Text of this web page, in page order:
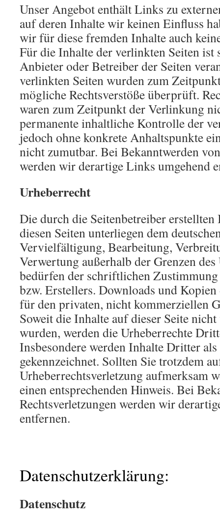
Unser Angebot enthält Links zu
auf deren Inhalte wir keinen Einfluss
wir für diese fremden Inhalte auch
Für die Inhalte der verlinkten Seiten ist
Anbieter oder Betreiber der Seiten
verlinkten Seiten wurden zum
mögliche Rechtsverstöße überprüft.
waren zum Zeitpunkt der Verlinkung
permanente inhaltliche Kontrolle der
jedoch ohne konkrete Anhaltspunkte
nicht zumutbar. Bei Bekanntwerden
werden wir derartige Links umgehend
Urheberrecht
Die durch die Seitenbetreiber
diesen Seiten unterliegen dem
Vervielfältigung, Bearbeitung,
Verwertung außerhalb der Grenzen
bedürfen der schriftlichen
bzw. Erstellers. Downloads und
für den privaten, nicht kommerziellen
Soweit die Inhalte auf dieser Seite
wurden, werden die Urheberrechte
Insbesondere werden Inhalte Dritter als
gekennzeichnet. Sollten Sie trotzdem
Urheberrechtsverletzung aufmerksam
einen entsprechenden Hinweis. Bei
Rechtsverletzungen werden wir
entfernen.
Datenschutzerklärung:
Datenschutz